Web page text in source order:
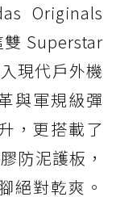
14 GTX：搭
位防水神鞋
TEX：潮
頭顏值一次攻
GTX：越野
神器一次滿
Originals
Superstar
現代戶外機
與軍規級彈
，更搭載了
防泥護板，
絕對乾爽。